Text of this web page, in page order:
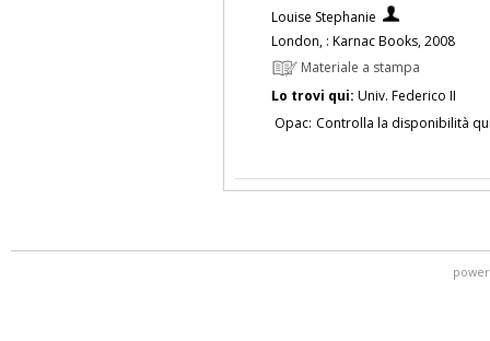
Louise Stephanie
London, : Karnac Books, 2008
Materiale a stampa
Lo trovi qui: Univ. Federico II
Opac: Controlla la disponibilità